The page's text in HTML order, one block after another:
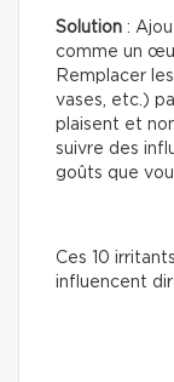
Solution :
comme un
Remplacer
vases, etc.)
plaisent et
suivre des
goûts que
Ces 10
influencent